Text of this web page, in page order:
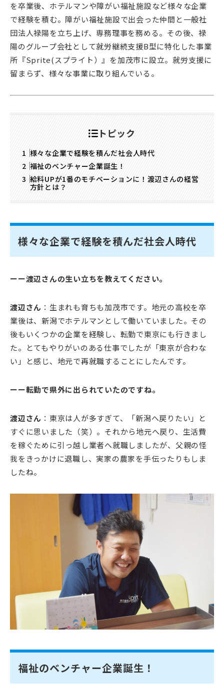
を卒業後、ホテルマンや障がい福祉施設など様々な企業
で経験を積む。障がい福祉施設で出会った仲間と一般社
団法人禄陽を立ち上げ、専務理事を務める。その後、禄
陽のグループ会社として就労継続支援B型に特化した事業
所『Sprite(スプライト）』を加茂市に設立。就労支援に
留まらず、様々な事業に取り組んでいる。
トピック
様々な企業で経験を積んだ社会人時代
福祉のベンチャー企業誕生！
給料UPが1番のモチベーションに！渡辺さんの経営
方針とは？
様々な企業で経験を積んだ社会人時代
ーー渡辺さんの生い立ちを教えてください。
渡辺さん ：生まれも育ちも加茂市です。地元の高校を卒
業後は、新潟でホテルマンとして働いていました。その
後もいくつかの企業を経験し、転勤で東京にも行きまし
た。とてもやりがいのある仕事でしたが「東京が合わな
い」と感じ、地元で再就職することにしたんです。
ーー転勤で県外に出られていたのですね。
渡辺さん ：東京は人が多すぎて、「新潟へ戻りたい」と
すぐに思いました（笑）。それから地元へ戻り、生活費
を稼ぐために引っ越し業者へ就職しましたが、父親の怪
我をきっかけに退職し、実家の農家を手伝ったりもしま
したね。
福祉のベンチャー企業誕生！